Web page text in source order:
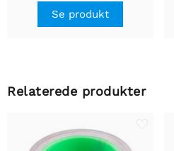
Hvid
Se produkt
Relaterede produkter